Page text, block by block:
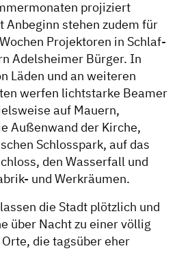
projiziert
Anbeginn stehen zudem für
Projektoren in Schlaf-
Adelsheimer Bürger. In
Läden und an weiteren
werfen lichtstarke Beamer
auf Mauern,
Außenwand der Kirche,
Schlosspark, auf das
den Wasserfall und
und Werkräumen.
die Stadt plötzlich und
über Nacht zu einer völlig
die tagsüber eher